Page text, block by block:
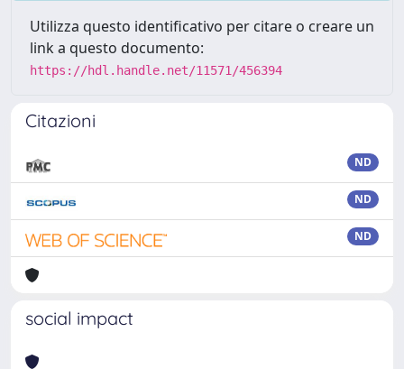
Utilizza questo identificativo per citare o creare un
link a questo documento:
https://hdl.handle.net/11571/456394
Citazioni
ND
ND
ND
social impact